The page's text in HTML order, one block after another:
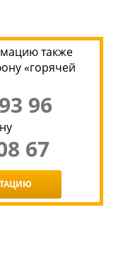
также
«горячей
96
67